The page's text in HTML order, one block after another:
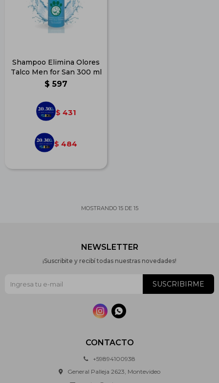
Shampoo Elimina Olores
Talco Men for San 300 ml
$ 597
$ 431
$ 484
MOSTRANDO 15DE 15
CONTACTO
+59894100938
General Palleja 2623, Montevideo
NEWSLETTER
¡Suscribite y recibí todas nuestras novedades!
SUSCRIBIRME
 